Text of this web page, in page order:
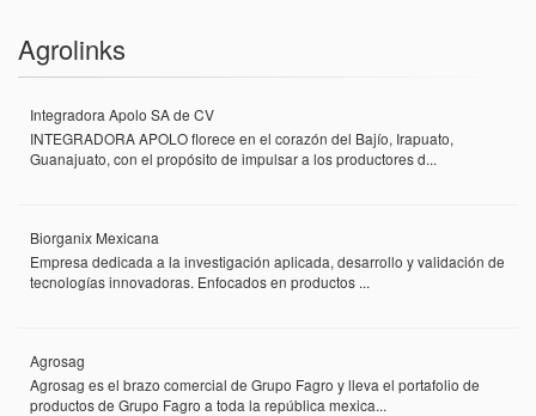
Agrolinks
Integradora Apolo SA de CV
INTEGRADORA APOLO florece en el corazón del Bajío, Irapuato,
Guanajuato, con el propósito de impulsar a los productores d...
Biorganix Mexicana
Empresa dedicada a la investigación aplicada, desarrollo y validación de
tecnologías innovadoras. Enfocados en productos ...
Agrosag
Agrosag es el brazo comercial de Grupo Fagro y lleva el portafolio de
productos de Grupo Fagro a toda la república mexica...